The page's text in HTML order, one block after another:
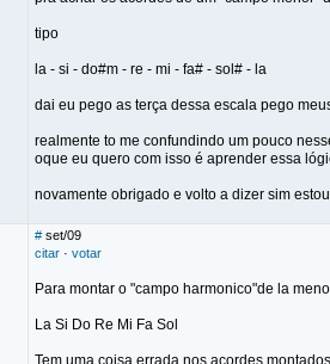
tipo
la - si - do#m - re - mi - fa# - sol# - la
dai eu pego as terça dessa escala pego
realmente to me confundindo um pouco
oque eu quero com isso é aprender essa
novamente obrigado e volto a dizer sim
# set/09
citar · votar
Para montar o "campo harmonico"de la
La Si Do Re Mi Fa Sol
Tem uma coisa errada nos acordes